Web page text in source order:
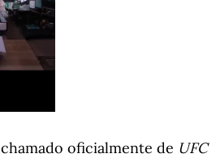
oficialmente de UFC